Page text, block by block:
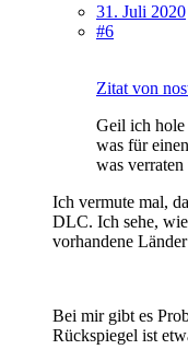
31. Juli 2020
#6
Zitat von
Geil ich hole
was für
was
Ich vermute mal,
DLC. Ich sehe,
vorhandene
Bei mir gibt es
Rückspiegel ist